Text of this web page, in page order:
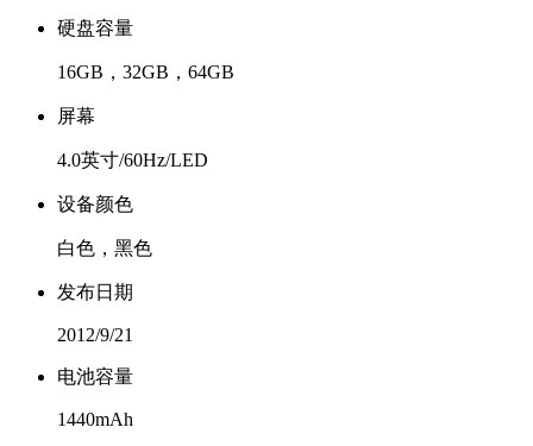
硬盘容量
16GB，32GB，64GB
屏幕
4.0英寸/60Hz/LED
设备颜色
白色，黑色
发布日期
2012/9/21
电池容量
1440mAh